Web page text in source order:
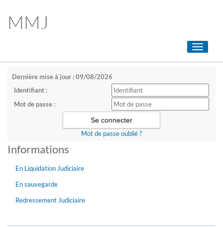
MMJ
Toggle
Dernière mise à jour : 09/08/2026
Identifiant :
Mot de passe :
Mot de passe oublié ?
Informations
En Liquidation Judiciaire
En sauvegarde
Redressement Judiciaire